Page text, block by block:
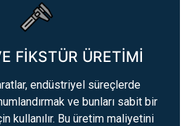
FİKSTÜR ÜRETİMİ
endüstriyel süreçlerde
ve bunları sabit bir
kullanılır. Bu üretim maliyetini